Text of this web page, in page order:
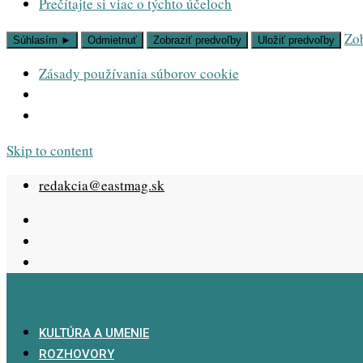
Súhlasím ► Odmietnuť Zobraziť predvoľby Uložiť predvoľby
Zásady používania súborov cookie
Skip to content
redakcia@eastmag.sk
KULTÚRA A UMENIE
ROZHOVORY